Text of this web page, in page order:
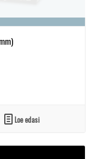
Loe edasi